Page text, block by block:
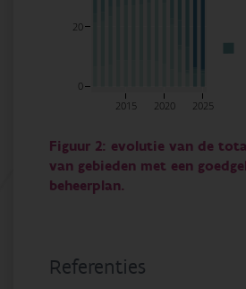
2015 2020 2025
0
20
Figuur 2: evolutie van de
van gebieden met een
beheerplan.
Referenties